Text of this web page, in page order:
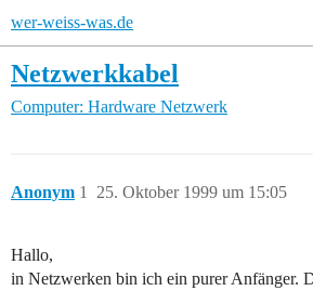
wer-weiss-was.de
Netzwerkkabel
Computer: Hardware Netzwerk
Anonym 25. Oktober 1999 um 15:05
1
Hallo,
in Netzwerken bin ich ein purer Anfänger.